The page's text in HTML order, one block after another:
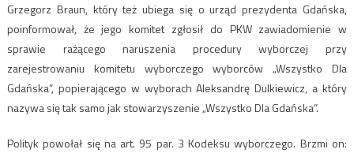
Grzegorz Braun, który też ubiega się o urząd prezydenta Gdańska,
poinformował, że jego komitet zgłosił do PKW zawiadomienie w
sprawie rażącego naruszenia procedury wyborczej przy
zarejestrowaniu komitetu wyborczego wyborców „Wszystko Dla
Gdańska”, popierającego w wyborach Aleksandrę Dulkiewicz, a który
nazywa się tak samo jak stowarzyszenie „Wszystko Dla Gdańska”.
Polityk powołał się na art. 95 par. 3 Kodeksu wyborczego. Brzmi on: